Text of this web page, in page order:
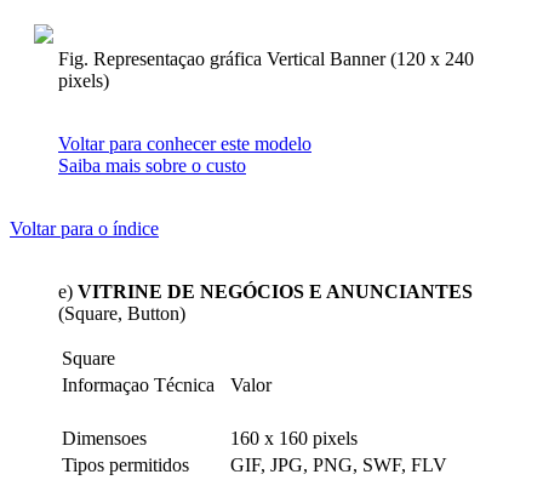
Fig. Representaçao gráfica Vertical Banner (120 x 240
pixels)
Voltar para conhecer este modelo
Saiba mais sobre o custo
Voltar para o índice
e) VITRINE DE NEGÓCIOS E ANUNCIANTES
(Square, Button)
Square
Informaçao Técnica
Valor
Dimensoes
160 x 160 pixels
Tipos permitidos
GIF, JPG, PNG, SWF, FLV